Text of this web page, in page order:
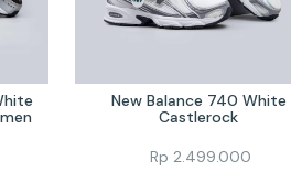
New Balance 740 White
Castlerock
Rp 2.499.000